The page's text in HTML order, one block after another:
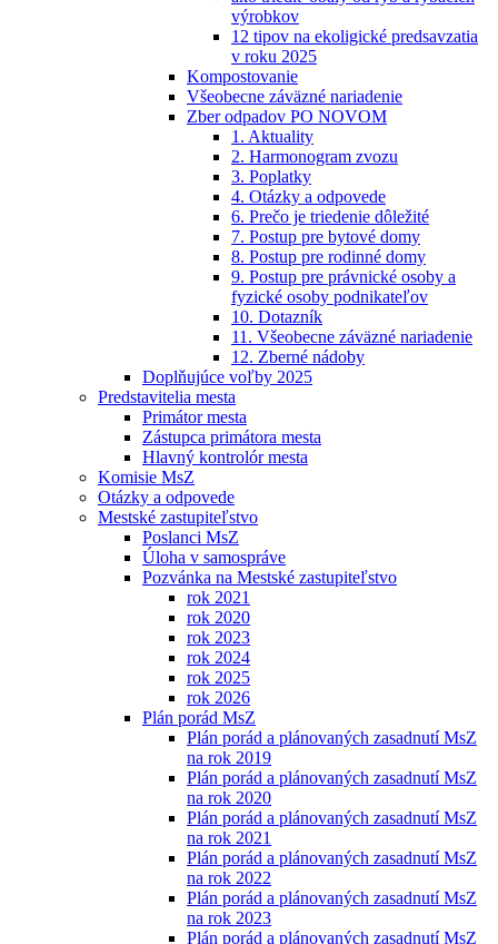
výrobkov
12 tipov na ekoligické predsavzatia
v roku 2025
Kompostovanie
Všeobecne záväzné nariadenie
Zber odpadov PO NOVOM
1. Aktuality
2. Harmonogram zvozu
3. Poplatky
4. Otázky a odpovede
6. Prečo je triedenie dôležité
7. Postup pre bytové domy
8. Postup pre rodinné domy
9. Postup pre právnické osoby a
fyzické osoby podnikateľov
10. Dotazník
11. Všeobecne záväzné nariadenie
12. Zberné nádoby
Doplňujúce voľby 2025
Predstavitelia mesta
Primátor mesta
Zástupca primátora mesta
Hlavný kontrolór mesta
Komisie MsZ
Otázky a odpovede
Mestské zastupiteľstvo
Poslanci MsZ
Úloha v samospráve
Pozvánka na Mestské zastupiteľstvo
rok 2021
rok 2020
rok 2023
rok 2024
rok 2025
rok 2026
Plán porád MsZ
Plán porád a plánovaných zasadnutí MsZ
na rok 2019
Plán porád a plánovaných zasadnutí MsZ
na rok 2020
Plán porád a plánovaných zasadnutí MsZ
na rok 2021
Plán porád a plánovaných zasadnutí MsZ
na rok 2022
Plán porád a plánovaných zasadnutí MsZ
na rok 2023
Plán porád a plánovaných zasadnutí MsZ